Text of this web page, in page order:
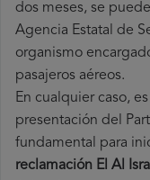
dos meses, se
Agencia Estatal de
organismo
pasajeros aéreos.
En cualquier caso,
presentación del
fundamental para
reclamación El Al